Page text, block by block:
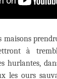
maisons
à
hurlantes,
les ours